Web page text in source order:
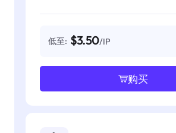
低至: $3.50/IP
购买